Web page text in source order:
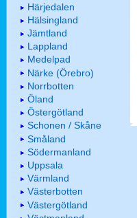
Härjedalen
Hälsingland
Jämtland
Lappland
Medelpad
Närke (Örebro)
Norrbotten
Öland
Östergötland
Schonen / Skåne
Småland
Södermanland
Uppsala
Värmland
Västerbotten
Västergötland